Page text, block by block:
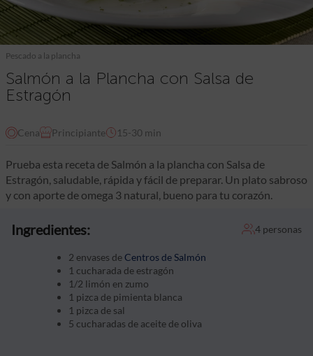
Pescado a la plancha
Salmón a la Plancha con Salsa de
Estragón
Cena Principiante 15-30 min
Prueba esta receta de Salmón a la plancha con Salsa de
Estragón, saludable, rápida y fácil de preparar. Un plato sabroso
y con aporte de omega 3 natural, bueno para tu corazón.
Ingredientes: 4 personas
2 envases de Centros de Salmón
1 cucharada de estragón
1/2 limón en zumo
1 pizca de pimienta blanca
1 pizca de sal
5 cucharadas de aceite de oliva